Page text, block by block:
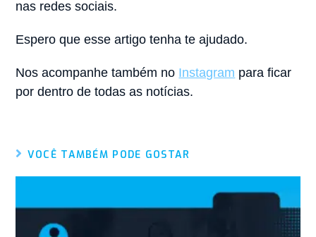
nas redes sociais.
Espero que esse artigo tenha te ajudado.
Nos acompanhe também no Instagram para ficar
por dentro de todas as notícias.
VOCÊ TAMBÉM PODE GOSTAR